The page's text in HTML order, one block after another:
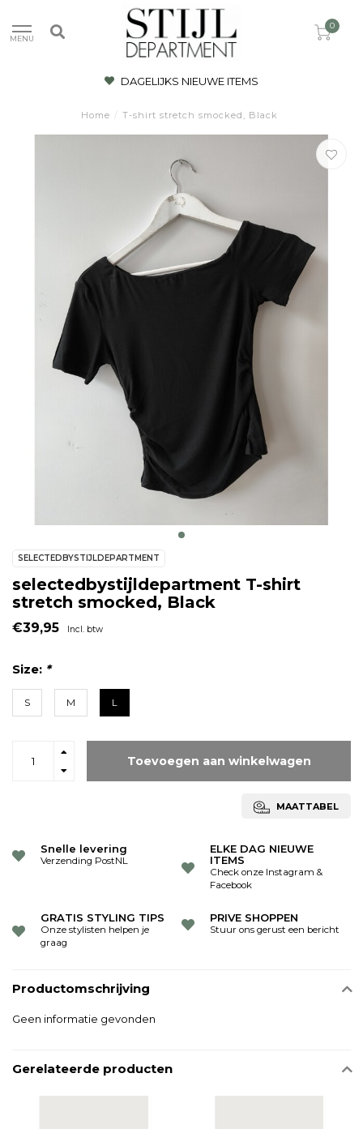
MENU
0
DAGELIJKS NIEUWE ITEMS
Home / T-shirt stretch smocked, Black
SELECTEDBYSTIJLDEPARTMENT
selectedbystijldepartment T-shirt
stretch smocked, Black
€39,95 Incl. btw
Size: *
S M L
Toevoegen aan winkelwagen
MAATTABEL
Snelle levering
Verzending PostNL
ELKE DAG NIEUWE
ITEMS
Check onze Instagram &
Facebook
GRATIS STYLING TIPS
Onze stylisten helpen je
graag
PRIVE SHOPPEN
Stuur ons gerust een bericht
Productomschrijving
Geen informatie gevonden
Gerelateerde producten